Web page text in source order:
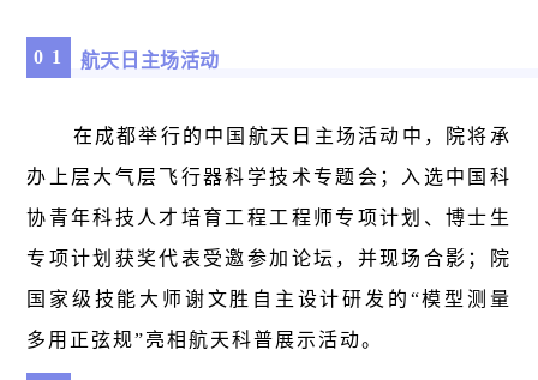
0 1 航天日主场活动
在成都举行的中国航天日主场活动中，院将承
办上层大气层飞行器科学技术专题会；
入选中国科
协青年科技人才培育工程工程师专项计划、博士生
专项计划获奖代表 受邀参加论坛，并现场合影；院
国家级技能大师 谢文胜自主设计研发的“模型测量
多用正弦规”亮相航天科普展示活动。